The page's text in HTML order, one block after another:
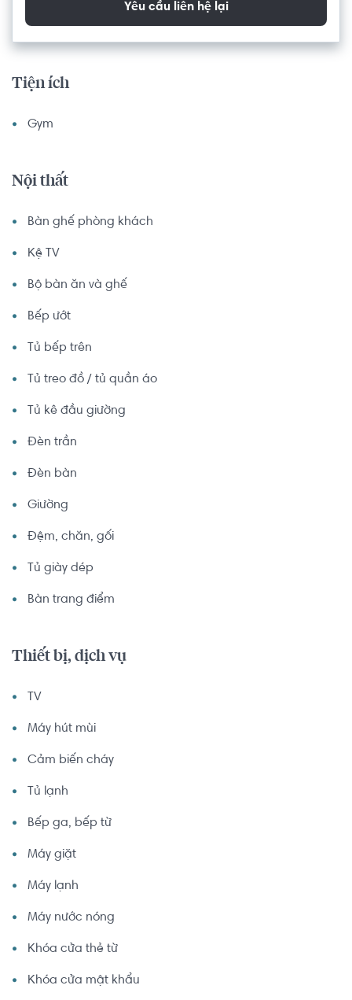
Yêu cầu liên hệ lại
Tiện ích
Gym
Nội thất
Bàn ghế phòng khách
Kệ TV
Bộ bàn ăn và ghế
Bếp ướt
Tủ bếp trên
Tủ treo đồ / tủ quần áo
Tủ kê đầu giường
Đèn trần
Đèn bàn
Giường
Đệm, chăn, gối
Tủ giày dép
Bàn trang điểm
Thiết bị, dịch vụ
TV
Máy hút mùi
Cảm biến cháy
Tủ lạnh
Bếp ga, bếp từ
Máy giặt
Máy lạnh
Máy nước nóng
Khóa cửa thẻ từ
Khóa cửa mật khẩu